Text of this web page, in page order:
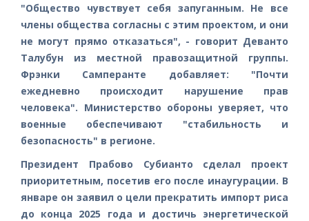
"Общество чувствует себя запуганным. Не все
члены общества согласны с этим проектом, и они
не могут прямо отказаться", - говорит Деванто
Талубун из местной правозащитной группы.
Фрэнки Самперанте добавляет: "Почти
ежедневно происходит нарушение прав
человека". Министерство обороны уверяет, что
военные обеспечивают "стабильность и
безопасность" в регионе.
Президент Прабово Субианто сделал проект
приоритетным, посетив его после инаугурации. В
январе он заявил о цели прекратить импорт риса
до конца 2025 года и достичь энергетической